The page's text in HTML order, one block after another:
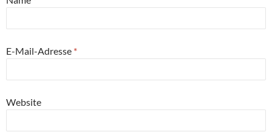
E-Mail-Adresse *
Website